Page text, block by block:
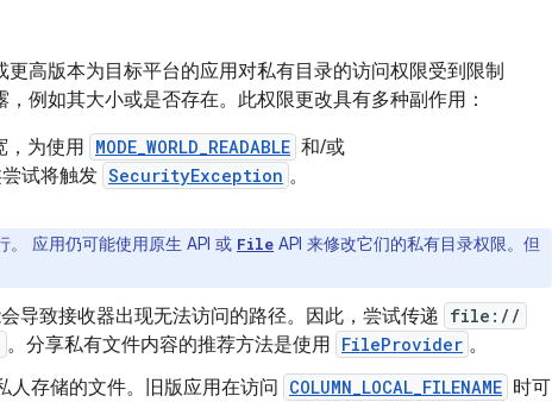
高版本为目标平台的应用对私有目录的访问权限受到限制
例如其大小或是否存在。此权限更改具有多种副作用：
，为使用 MODE_WORLD_READABLE 和/或
试将触发 SecurityException 。
。 应用仍可能使用原生 API 或 File API 来修改它们的私有目录权限。但
导致接收器出现无法访问的路径。因此，尝试传递 file://
。分享私有文件内容的推荐方法是使用 FileProvider 。
人存储的文件。旧版应用在访问 COLUMN_LOCAL_FILENAME 时可